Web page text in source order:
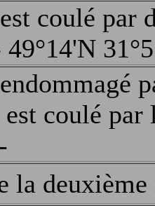
est coulé par
coulé
la